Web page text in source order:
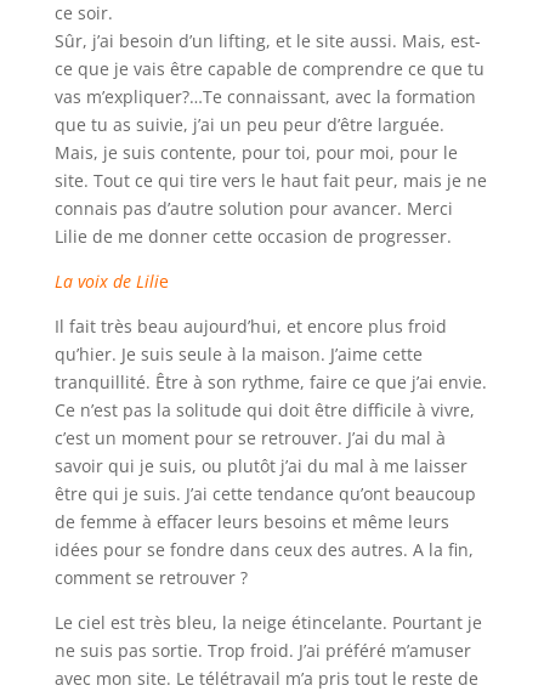
ce soir.
Sûr, j’ai besoin d’un lifting, et le site aussi. Mais, est-
ce que je vais être capable de comprendre ce que tu
vas m’expliquer?…Te connaissant, avec la formation
que tu as suivie, j’ai un peu peur d’être larguée.
Mais, je suis contente, pour toi, pour moi, pour le
site. Tout ce qui tire vers le haut fait peur, mais je ne
connais pas d’autre solution pour avancer. Merci
Lilie de me donner cette occasion de progresser.
La voix de Lilie
Il fait très beau aujourd’hui, et encore plus froid
qu’hier. Je suis seule à la maison. J’aime cette
tranquillité. Être à son rythme, faire ce que j’ai envie.
Ce n’est pas la solitude qui doit être difficile à vivre,
c’est un moment pour se retrouver. J’ai du mal à
savoir qui je suis, ou plutôt j’ai du mal à me laisser
être qui je suis. J’ai cette tendance qu’ont beaucoup
de femme à effacer leurs besoins et même leurs
idées pour se fondre dans ceux des autres. A la fin,
comment se retrouver ?
Le ciel est très bleu, la neige étincelante. Pourtant je
ne suis pas sortie. Trop froid. J’ai préféré m’amuser
avec mon site. Le télétravail m’a pris tout le reste de